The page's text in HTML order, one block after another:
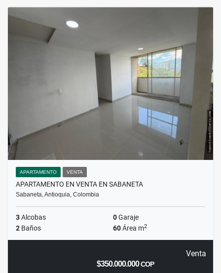
APARTAMENTO VENTA
APARTAMENTO EN VENTA EN SABANETA
Sabaneta, Antioquia, Colombia
3Alcobas 0Garaje
2 Baños 60Área m2
Venta
$350.000.000COP